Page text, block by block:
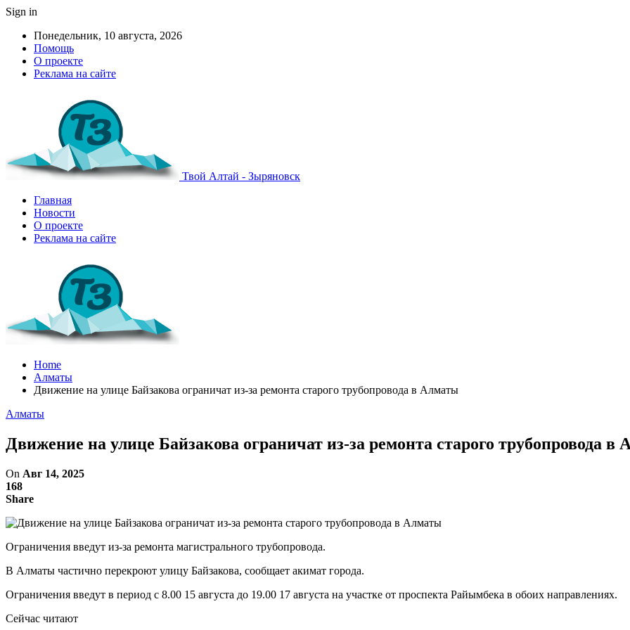
Sign in
Понедельник, 10 августа, 2026
Помощь
О проекте
Реклама на сайте
Твой Алтай - Зыряновск
Главная
Новости
О проекте
Реклама на сайте
Home
Алматы
Движение на улице Байзакова ограничат из-за ремонта старого трубопровода в Алматы
Алматы
Движение на улице Байзакова ограничат из-за ремонта старого трубопровода в
On Авг 14, 2025
168
Share
Ограничения введут из-за ремонта магистрального трубопровода.
В Алматы частично перекроют улицу Байзакова, сообщает акимат города.
Ограничения введут в период с 8.00 15 августа до 19.00 17 августа на участке от проспекта Райымбека в обоих направлениях.
Сейчас читают